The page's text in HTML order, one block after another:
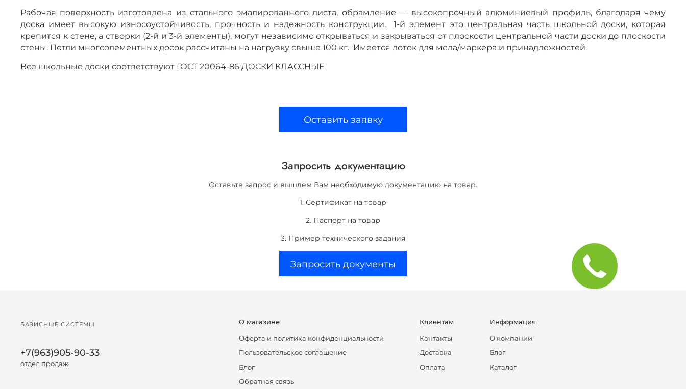
Рабочая поверхность изготовлена из стального эмалированного листа, обрамление — высокопрочный алюминиевый профиль, благодаря чему
доска имеет высокую износоустойчивость, прочность и надежность конструкции. 1-й элемент это центральная часть школьной доски, которая
крепится к стене, а створки (2-й и 3-й элементы), могут независимо открываться и закрываться от плоскости центральной части доски до плоскости
стены. Петли многоэлементных досок рассчитаны на нагрузку свыше 100 кг. Имеется лоток для мела/маркера и принадлежностей.
Все школьные доски соответствуют ГОСТ 20064-86 ДОСКИ КЛАССНЫЕ
Оставить заявку
Запросить документацию
Оставьте запрос и вышлем Вам необходимую документацию на товар.
1. Сертификат на товар
2. Паспорт на товар
3. Пример технического задания
Запросить документы
О магазине
Оферта и политика конфиденциальности
Пользовательское соглашение
Блог
Обратная связь
Клиентам
Контакты
Доставка
Оплата
Информация
О компании
Блог
Каталог
БАЗИСНЫЕ СИСТЕМЫ
+7(963)905-90-33
отдел продаж